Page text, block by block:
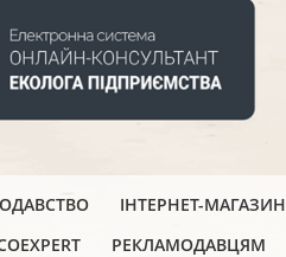
ІНТЕРНЕТ-МАГАЗИН
РЕКЛАМОДАВЦЯМ